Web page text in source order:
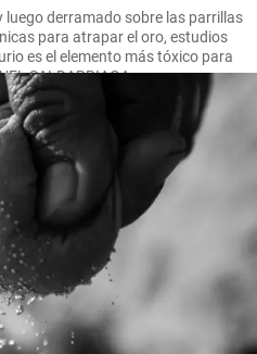
luego derramado sobre las parrillas
para atrapar el oro, estudios
es el elemento más tóxico para
SALDARRIAGA